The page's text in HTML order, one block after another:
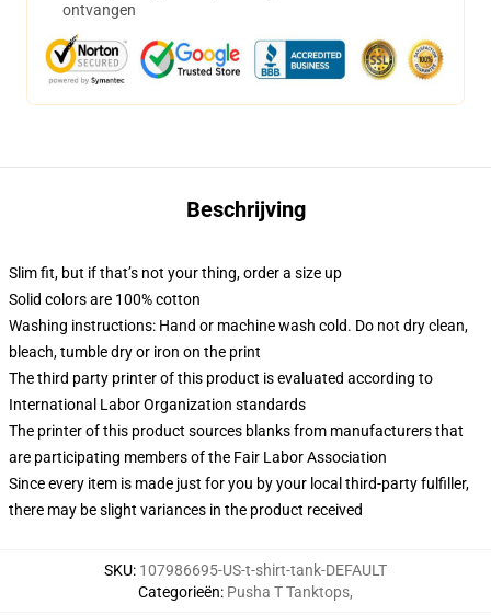
ontvangen
Beschrijving
Slim fit, but if that’s not your thing, order a size up
Solid colors are 100% cotton
Washing instructions: Hand or machine wash cold. Do not dry clean,
bleach, tumble dry or iron on the print
The third party printer of this product is evaluated according to
International Labor Organization standards
The printer of this product sources blanks from manufacturers that
are participating members of the Fair Labor Association
Since every item is made just for you by your local third-party fulfiller,
there may be slight variances in the product received
SKU: 107986695-US-t-shirt-tank-DEFAULT
Categorieën: Pusha T Tanktops,